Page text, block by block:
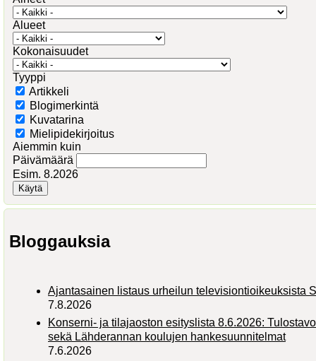
Alueet
Kokonaisuudet
Tyyppi
Artikkeli
Blogimerkintä
Kuvatarina
Mielipidekirjoitus
Aiemmin kuin
Päivämäärä
Esim. 8.2026
Bloggauksia
Ajantasainen listaus urheilun televisiontioikeuksista
7.8.2026
Konserni- ja tilajaoston esityslista 8.6.2026:
sekä Lähderannan koulujen hankesuunnitelmat
7.6.2026